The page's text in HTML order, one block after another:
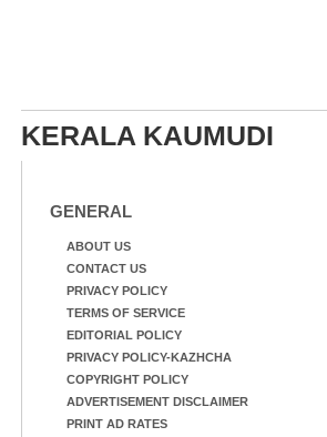
KERALA KAUMUDI
GENERAL
ABOUT US
CONTACT US
PRIVACY POLICY
TERMS OF SERVICE
EDITORIAL POLICY
PRIVACY POLICY-KAZHCHA
COPYRIGHT POLICY
ADVERTISEMENT DISCLAIMER
PRINT AD RATES